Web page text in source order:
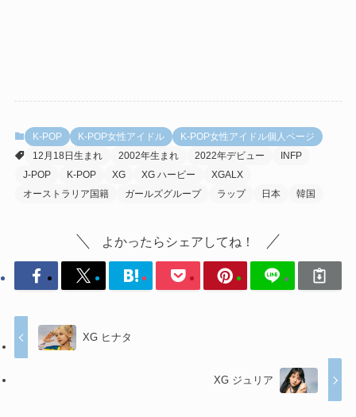
K-POP K-POP女性アイドル
K-POP女性アイドル個人ページ
12月18日生まれ
2002年生まれ 2022年デビュー
INFP
J-POP
K-POP XG XG ハービー
XGALX
オーストラリア国籍
ガールズグループ ラップ 日本 韓国
よかったらシェアしてね！
XG ヒナタ
XG ジュリア